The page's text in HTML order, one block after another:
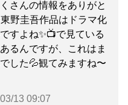
さんの情報をありがと
野圭吾作品はドラマ化
すよね✨📺️で見ている
るんですが、これはま
した💦観てみますね〜
03/13 09:07